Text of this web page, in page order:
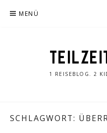
Inhalt MENÜ
1 REISEBLOG. 2
SCHLAGWORT: